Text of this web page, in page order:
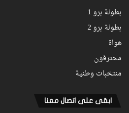
بطولة برو 1
بطولة برو 2
هواة
محترفون
منتخبات وطنية
ابقى على اتصال معنا